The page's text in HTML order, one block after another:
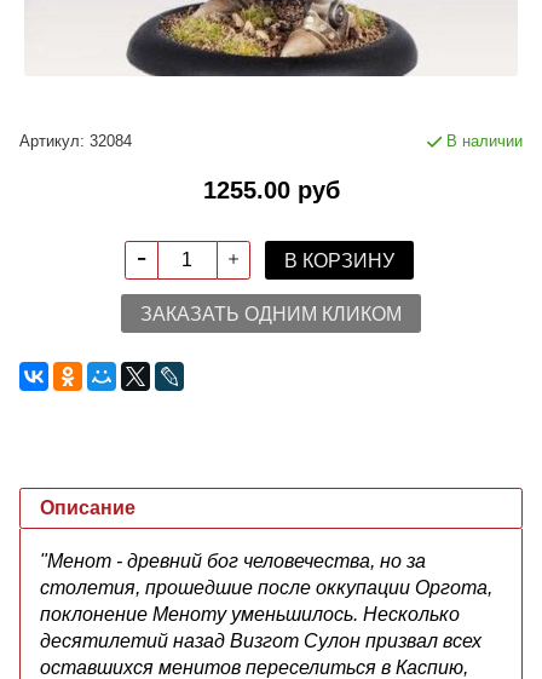
Артикул: 32084 В наличии
1255.00 руб
В КОРЗИНУ
ЗАКАЗАТЬ ОДНИМ КЛИКОМ
Описание
"Менот - древний бог человечества, но за
столетия, прошедшие после оккупации Оргота,
поклонение Меноту уменьшилось. Несколько
десятилетий назад Визгот Сулон призвал всех
оставшихся менитов переселиться в Каспию,